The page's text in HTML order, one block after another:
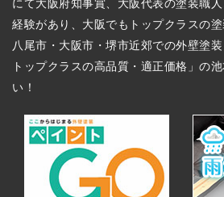
にて大阪府知事賞、大阪代表の塗装職
経験があり、大阪でもトップクラスの塗
八尾市・大阪市・堺市近郊での外壁塗
トップクラスの高品質・適正価格」の
い！